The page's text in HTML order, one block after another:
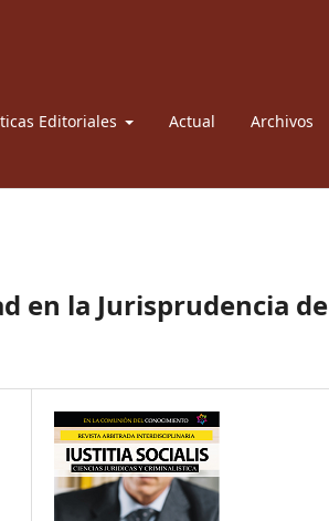
Editoriales Actual Archivos
en la Jurisprudencia de